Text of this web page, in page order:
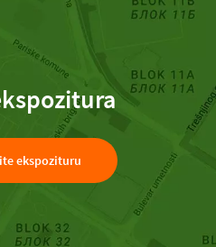
ekspozituru